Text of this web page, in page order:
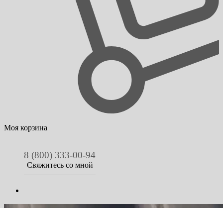
Моя корзина
8 (800) 333-00-94
Свяжитесь со мной